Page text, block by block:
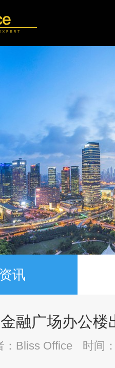
讯
融广场办公楼
：Bliss Office 时间